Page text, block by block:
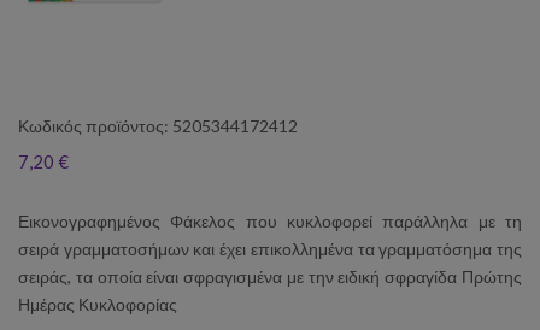
Κωδικός προϊόντος: 5205344172412
7,20 €
Εικονογραφημένος Φάκελος που κυκλοφορεί παράλληλα με τη
σειρά γραμματοσήμων και έχει επικολλημένα τα γραμματόσημα της
σειράς, τα οποία είναι σφραγισμένα με την ειδική σφραγίδα Πρώτης
Ημέρας Κυκλοφορίας